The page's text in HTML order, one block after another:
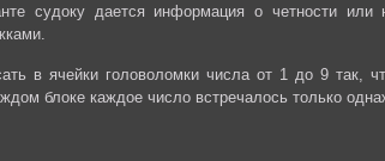
судоку дается информация о четности
в ячейки головоломки числа от 1 до 9 так,
блоке каждое число встречалось только